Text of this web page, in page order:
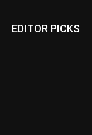
EDITOR PICKS